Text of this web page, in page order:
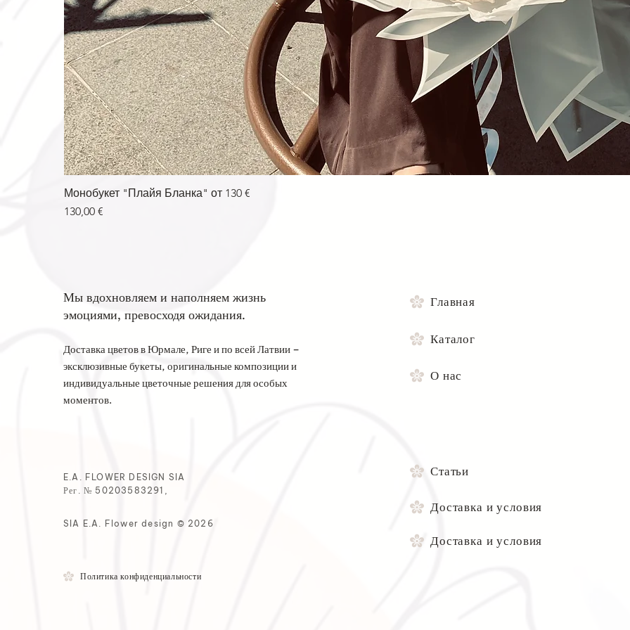
Монобукет "Плайя Бланка" от 130 €
Цена
130,00 €
Мы вдохновляем и наполняем жизнь
эмоциями, превосходя ожидания.
Доставка цветов в Юрмале, Риге и по всей Латвии –
эксклюзивные букеты, оригинальные композиции и
индивидуальные цветочные решения для особых
моментов.
E.A. FLOWER DESIGN SIA
Рег. № 50203583291,
SIA E.A. Flower design © 2026
Политика конфиденциальности
Главная
Каталог
О нас
Статьи
Доставка и условия
Доставка и условия